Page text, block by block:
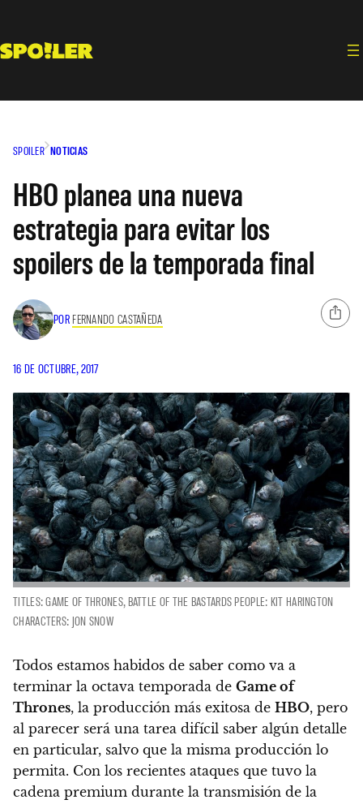
contenido
SPOILER NOTICIAS
HBO planea una nueva
estrategia para evitar los
spoilers de la temporada final
POR FERNANDO CASTAÑEDA
16 DE OCTUBRE, 2017
TITLES: GAME OF THRONES, BATTLE OF THE BASTARDS PEOPLE: KIT HARINGTON
CHARACTERS: JON SNOW
Todos estamos habidos de saber como va a
terminar la octava temporada de Game of
Thrones, la producción más exitosa de HBO, pero
al parecer será una tarea difícil saber algún detalle
en particular, salvo que la misma producción lo
permita. Con los recientes ataques que tuvo la
cadena premium durante la transmisión de la